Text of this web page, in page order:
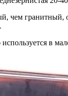
чем гранитный,
в